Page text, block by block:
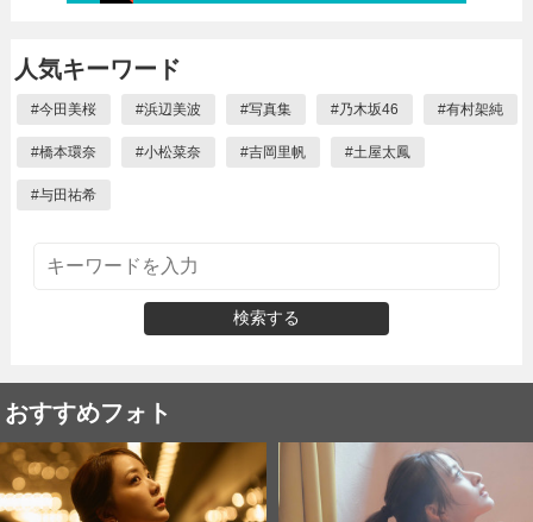
人気キーワード
#今田美桜 #浜辺美波 #写真集 #乃木坂46 #有村架純
#橋本環奈 #小松菜奈 #吉岡里帆 #土屋太鳳
#与田祐希
検索する
おすすめフォト